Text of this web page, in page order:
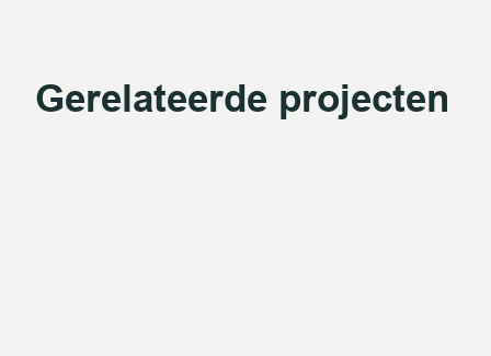
Gerelateerde projecten